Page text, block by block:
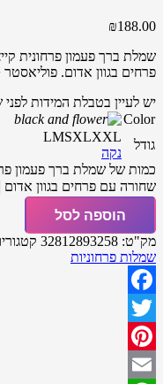
₪188.00
שמלת ברך פעמון פרחונית
פרחים בגוון אדום.
יש לעיין בטבלת המידות
Color
גודל
LMSXLXXL
נקה
כמות של שמלת ברך פעמון
שחורה עם פרחים בגוון אדום
הוספה לסל
מק"ט: 32812893258
שמלות פרחוניות
Facebook
Twitter
Pinterest